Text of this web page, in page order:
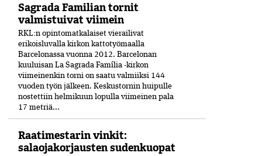
Sagrada Familian tornit
valmistuivat viimein
RKL:n opintomatkalaiset vierailivat
erikoisluvalla kirkon kattotyömaalla
Barcelonassa vuonna 2012. Barcelonan
kuuluisan La Sagrada Família -kirkon
viimeinenkin torni on saatu valmiiksi­ 144
vuoden työn jälkeen. Keskustornin huipulle
nostettiin helmikuun lopulla viimeinen pala
17 metriä...
Raatimestarin vinkit:
salaojakorjausten sudenkuopat